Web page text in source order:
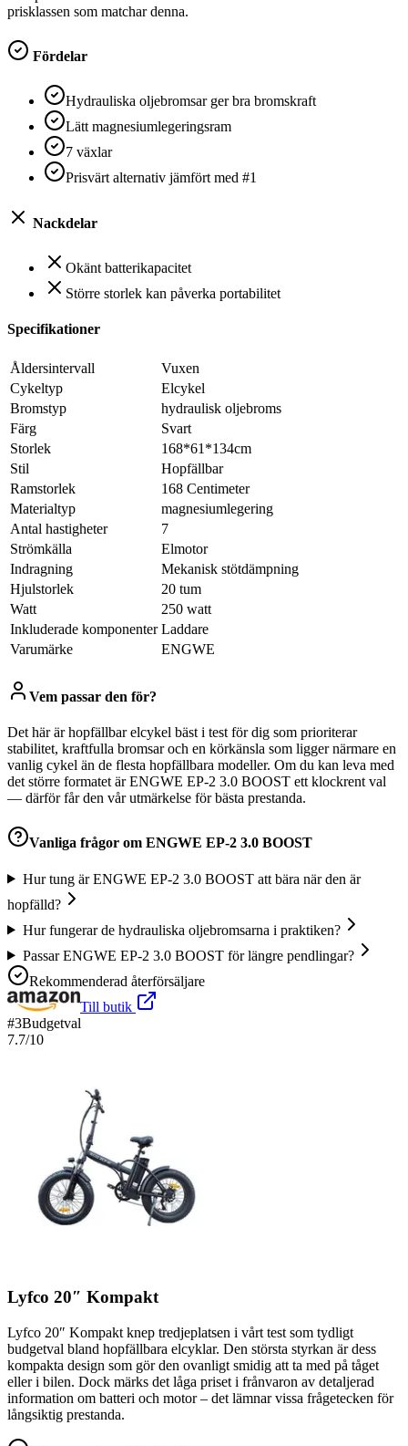
prisklassen som matchar denna.
Fördelar
Hydrauliska oljebromsar ger bra bromskraft
Lätt magnesiumlegeringsram
7 växlar
Prisvärt alternativ jämfört med #1
Nackdelar
Okänt batterikapacitet
Större storlek kan påverka portabilitet
Specifikationer
Åldersintervall
‎Vuxen
Cykeltyp
‎Elcykel
Bromstyp
‎hydraulisk oljebroms
Färg
‎Svart
Storlek
‎168*61*134cm
Stil
‎Hopfällbar
Ramstorlek
‎168 Centimeter
Materialtyp
‎magnesiumlegering
Antal hastigheter
‎7
Strömkälla
‎Elmotor
Indragning
‎Mekanisk stötdämpning
Hjulstorlek
‎20 tum
Watt
‎250 watt
Inkluderade komponenter ‎Laddare
Varumärke
‎ENGWE
Vem passar den för?
Det här är hopfällbar elcykel bäst i test för dig som prioriterar
stabilitet, kraftfulla bromsar och en körkänsla som ligger närmare en
vanlig cykel än de flesta hopfällbara modeller. Om du kan leva med
det större formatet är ENGWE EP-2 3.0 BOOST ett klockrent val
— därför får den vår utmärkelse för bästa prestanda.
Vanliga frågor om ENGWE EP-2 3.0 BOOST
Hur tung är ENGWE EP-2 3.0 BOOST att bära när den är
hopfälld?
Hur fungerar de hydrauliska oljebromsarna i praktiken?
Passar ENGWE EP-2 3.0 BOOST för längre pendlingar?
Rekommenderad återförsäljare
Till butik
#3Budgetval
7.7/10
Lyfco 20″ Kompakt
Lyfco 20″ Kompakt knep tredjeplatsen i vårt test som tydligt
budgetval bland hopfällbara elcyklar. Den största styrkan är dess
kompakta design som gör den ovanligt smidig att ta med på tåget
eller i bilen. Dock märks det låga priset i frånvaron av detaljerad
information om batteri och motor – det lämnar vissa frågetecken för
långsiktig prestanda.